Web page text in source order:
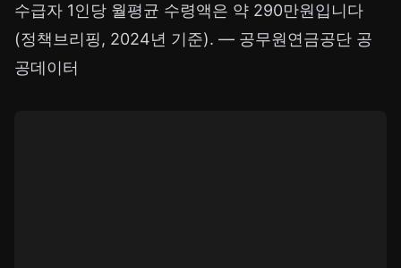
수급자 1인당 월평균 수령액은 약 290만원입니다
(정책브리핑, 2024년 기준). — 공무원연금공단 공
공데이터